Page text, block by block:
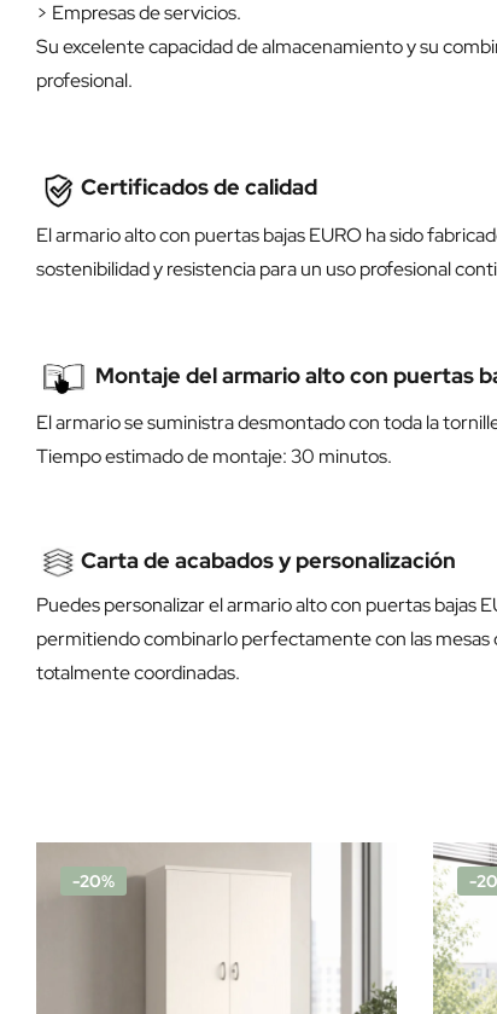
> Empresas de servicios.
Su excelente capacidad de almacenamiento y su
profesional.
Certificados de calidad
El armario alto con puertas bajas EURO ha sido
sostenibilidad y resistencia para un uso profesional
Montaje del armario alto con puertas
El armario se suministra desmontado con toda la
Tiempo estimado de montaje: 30 minutos.
Carta de acabados y personalización
Puedes personalizar el armario alto con puertas bajas
permitiendo combinarlo perfectamente con las mesas
totalmente coordinadas.
-20% -